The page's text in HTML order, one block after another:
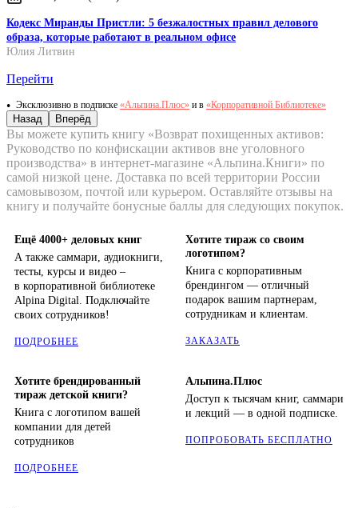
Кодекс Миранды Пристли: 5 безжалостных правил делового
образа, которые работают в реальном офисе
Юлия Литвин
Перейти
Эксклюзивно в подписке «Альпина.Плюс» и в «Корпоративной Библиотеке»
Назад Вперёд
Вы можете купить книгу «Возврат похищенных активов:
Руководство по конфискации активов вне уголовного
производства» в интернет-магазине «Альпина.Книги» по
самой низкой цене. Доставка по всей территории России
самовывозом, почтой или курьером. Оставляйте отзывы на
книгу и получайте бонусные баллы для следующих покупок.
Ещё 4000+ деловых книг
А также саммари, аудиокниги,
тесты, курсы и видео –
в корпоративной библиотеке
Alpina Digital. Подключайте
своих сотрудников!
ПОДРОБНЕЕ
Хотите тираж со своим
логотипом?
Книга с корпоративным
брендингом — отличный
подарок вашим партнерам,
сотрудникам и клиентам.
ЗАКАЗАТЬ
Хотите брендированный
тираж детской книги?
Книга с логотипом вашей
компании для детей
сотрудников
ПОДРОБНЕЕ
Альпина.Плюс
Доступ к тысячам книг, саммари
и лекций — в одной подписке.
ПОПРОБОВАТЬ БЕСПЛАТНО